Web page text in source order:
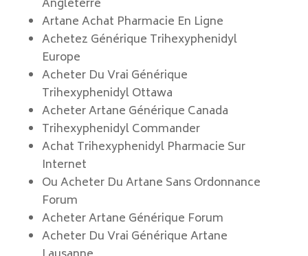
Angleterre
Artane Achat Pharmacie En Ligne
Achetez Générique Trihexyphenidyl
Europe
Acheter Du Vrai Générique
Trihexyphenidyl Ottawa
Acheter Artane Générique Canada
Trihexyphenidyl Commander
Achat Trihexyphenidyl Pharmacie Sur
Internet
Ou Acheter Du Artane Sans Ordonnance
Forum
Acheter Artane Générique Forum
Acheter Du Vrai Générique Artane